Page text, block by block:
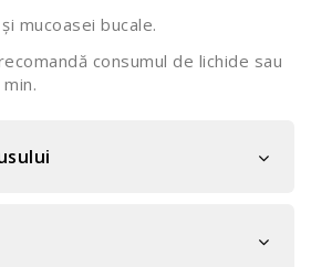
mucoasei bucale.
consumul de lichide sau